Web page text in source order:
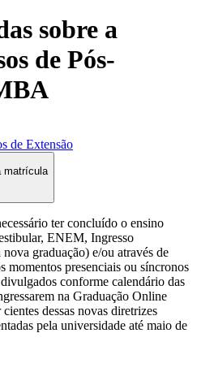
sobre a
de Pós-
de Extensão
matrícula
ter concluído o ensino
ENEM, Ingresso
graduação) e/ou através de
momentos presenciais ou síncronos
conforme calendário das
na Graduação Online
dessas novas diretrizes
pela universidade até maio de